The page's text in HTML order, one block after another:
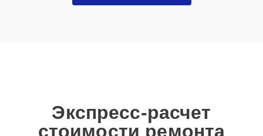
Экспресс-расчет
стоимости ремонта